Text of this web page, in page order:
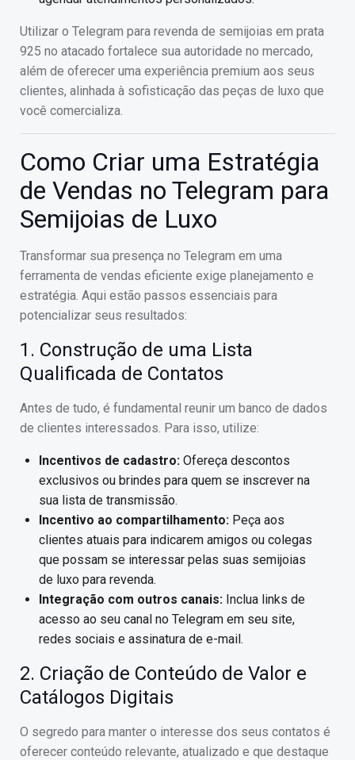
Utilizar o Telegram para revenda de semijoias em prata
925 no atacado fortalece sua autoridade no mercado,
além de oferecer uma experiência premium aos seus
clientes, alinhada à sofisticação das peças de luxo que
você comercializa.
Como Criar uma Estratégia
de Vendas no Telegram para
Semijoias de Luxo
Transformar sua presença no Telegram em uma
ferramenta de vendas eficiente exige planejamento e
estratégia. Aqui estão passos essenciais para
potencializar seus resultados:
1. Construção de uma Lista
Qualificada de Contatos
Antes de tudo, é fundamental reunir um banco de dados
de clientes interessados. Para isso, utilize:
Incentivos de cadastro: Ofereça descontos
exclusivos ou brindes para quem se inscrever na
sua lista de transmissão.
Incentivo ao compartilhamento: Peça aos
clientes atuais para indicarem amigos ou colegas
que possam se interessar pelas suas semijoias
de luxo para revenda.
Integração com outros canais: Inclua links de
acesso ao seu canal no Telegram em seu site,
redes sociais e assinatura de e-mail.
2. Criação de Conteúdo de Valor e
Catálogos Digitais
O segredo para manter o interesse dos seus contatos é
oferecer conteúdo relevante, atualizado e que destaque